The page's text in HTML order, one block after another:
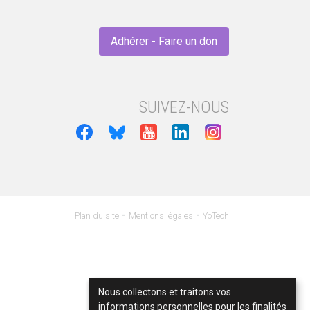
Adhérer - Faire un don
SUIVEZ-NOUS
Plan du site - Mentions légales - YoTech
Nous collectons et traitons vos
informations personnelles pour les finalités